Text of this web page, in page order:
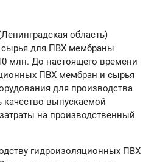
область)
сырья для ПВХ мембраны
млн. До настоящего времени
ПВХ мембран и сырья
для производства
выпускаемой
на производственный
гидроизоляционных ПВХ